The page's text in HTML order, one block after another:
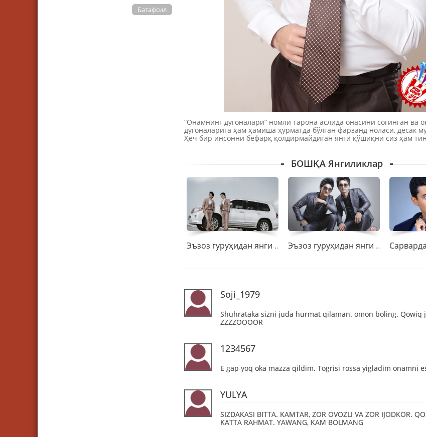
“Онамнинг дугоналари” номли тарона аслида онасини соғинган ва
дугоналарига ҳам ҳамиша ҳурматда бўлган фарзанд ноласи, десак
Ҳеч бир инсонни бефарқ қолдирмайдиган янги қўшиқни сиз ҳам
БОШҚА Янгиликлар
Эъзоз гуруҳидан янги тарона премьераси Эъзоз гуруҳидан янги тарона “Йўқ”
Soji_1979
Shuhrataka sizni juda hurmat qilaman. omon boling. Qowiq
ZZZZOOOOR
1234567
E gap yoq oka mazza qildim. Togrisi rossa yigladim onamni
YULYA
SIZDAKASI BITTA. KAMTAR, ZOR OVOZLI VA ZOR IJODKOR.
KATTA RAHMAT. YAWANG, KAM BOLMANG
Батафсил